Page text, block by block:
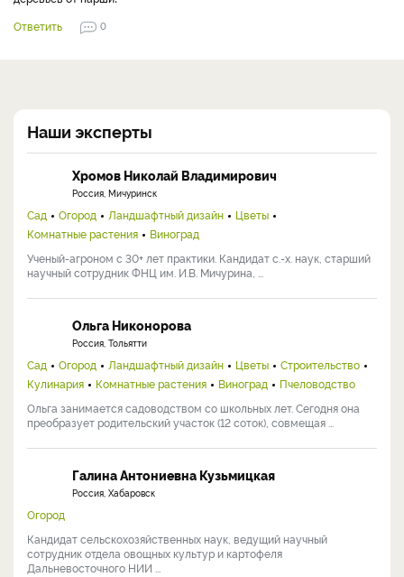
Ответить
0
Наши эксперты
Хромов Николай Владимирович
Россия, Мичуринск
Сад Огород Ландшафтный дизайн
Цветы
Комнатные растения
Виноград
Ученый-агроном с 30+ лет практики. Кандидат с.-х. наук, старший
научный сотрудник ФНЦ им. И.В. Мичурина, ...
Ольга Никонорова
Россия, Тольятти
Сад Огород Ландшафтный дизайн Цветы
Строительство
Кулинария
Комнатные растения Виноград
Пчеловодство
Ольга занимается садоводством со школьных лет. Сегодня она
преобразует родительский участок (12 соток), совмещая ...
Галина Антониевна Кузьмицкая
Россия, Хабаровск
Огород
Кандидат сельскохозяйственных наук, ведущий научный
сотрудник отдела овощных культур и картофеля
Дальневосточного НИИ ...